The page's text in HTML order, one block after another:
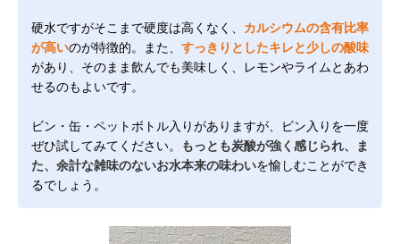
硬水ですがそこまで硬度は高くなく、 カルシウムの含有比率
が高いのが特徴的。また、 すっきりとしたキレと少しの酸味
があり、そのまま飲んでも美味しく、レモンやライムとあわ
せるのもよいです。
ビン・缶・ペットボトル入りがありますが、ビン入りを一度
ぜひ試してみてください。
もっとも炭酸が強く感じられ、ま
た、余計な雑味のないお水本来の味わいを愉しむことができ
るでしょう。